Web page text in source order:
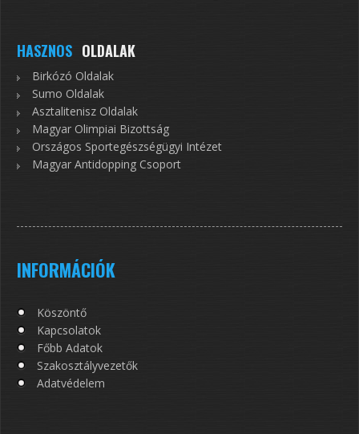
HASZNOS OLDALAK
Birkózó Oldalak
Sumo Oldalak
Asztalitenisz Oldalak
Magyar Olimpiai Bizottság
Országos Sportegészségügyi Intézet
Magyar Antidopping Csoport
INFORMÁCIÓK
Köszöntő
Kapcsolatok
Főbb Adatok
Szakosztályvezetők
Adatvédelem